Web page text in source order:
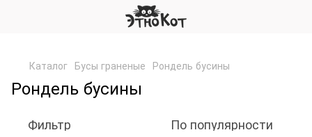
Каталог Бусы граненые Рондель бусины
Рондель бусины
Фильтр По популярности